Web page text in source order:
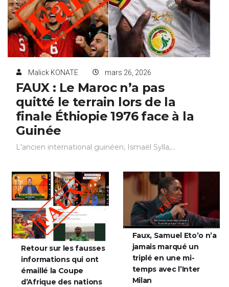
Malick KONATE mars 26, 2026
FAUX : Le Maroc n’a pas
quitté le terrain lors de la
finale Éthiopie 1976 face à la
Guinée
L'ancien international guinéen, Ismaël Sylla,...
Retour sur les fausses
informations qui ont
émaillé la Coupe
d’Afrique des nations
Faux, Samuel Eto’o n’a
jamais marqué un
triplé en une mi-
temps avec l’Inter
Milan